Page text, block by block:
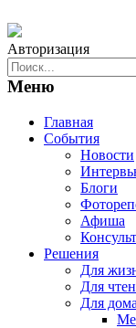
Авторизация
Меню
Главная
События
Новости
Блоги
Афиша
Решения
Для
Для
Для дома